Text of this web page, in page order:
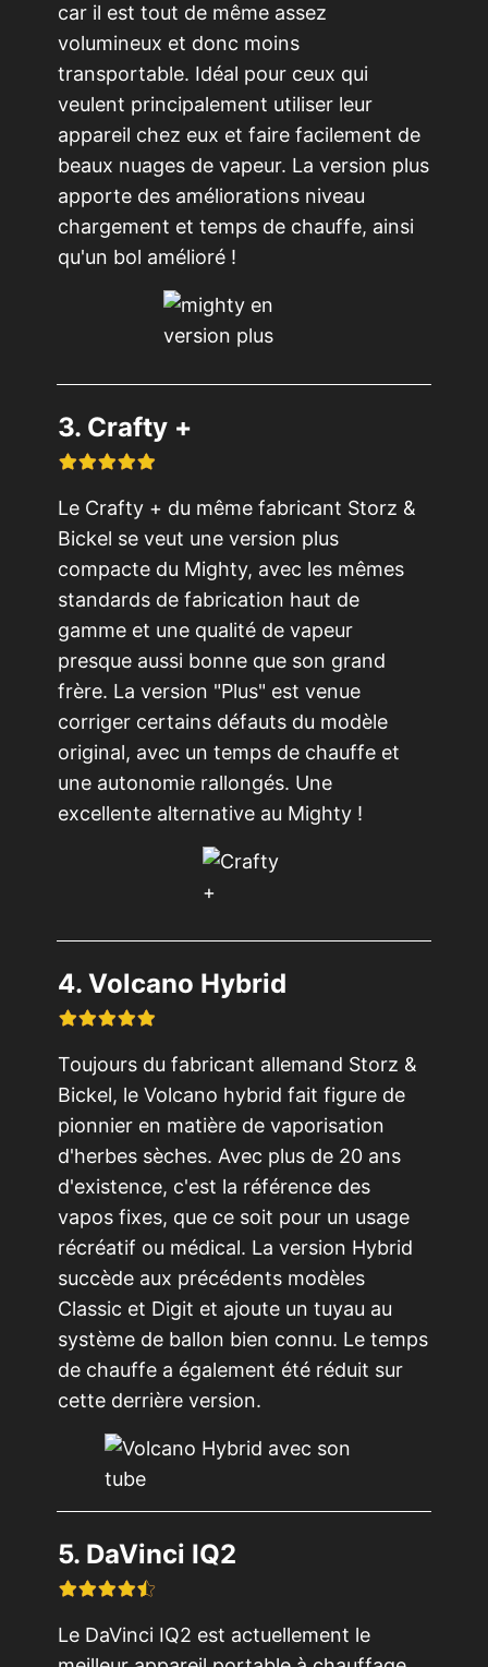
car il est tout de même assez
volumineux et donc moins
transportable. Idéal pour ceux qui
veulent principalement utiliser leur
appareil chez eux et faire facilement de
beaux nuages de vapeur. La version plus
apporte des améliorations niveau
chargement et temps de chauffe, ainsi
qu'un bol amélioré !
3. Crafty +
Le Crafty + du même fabricant Storz &
Bickel se veut une version plus
compacte du Mighty, avec les mêmes
standards de fabrication haut de
gamme et une qualité de vapeur
presque aussi bonne que son grand
frère. La version "Plus" est venue
corriger certains défauts du modèle
original, avec un temps de chauffe et
une autonomie rallongés. Une
excellente alternative au Mighty !
4. Volcano Hybrid
Toujours du fabricant allemand Storz &
Bickel, le Volcano hybrid fait figure de
pionnier en matière de vaporisation
d'herbes sèches. Avec plus de 20 ans
d'existence, c'est la référence des
vapos fixes, que ce soit pour un usage
récréatif ou médical. La version Hybrid
succède aux précédents modèles
Classic et Digit et ajoute un tuyau au
système de ballon bien connu. Le temps
de chauffe a également été réduit sur
cette derrière version.
5. DaVinci IQ2
Le DaVinci IQ2 est actuellement le